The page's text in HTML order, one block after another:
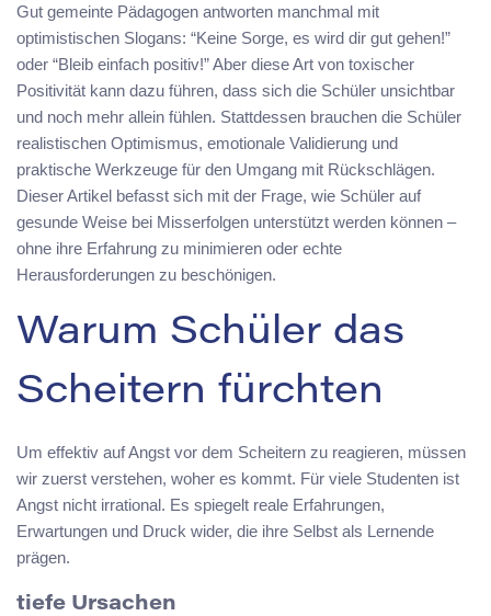
Gut gemeinte Pädagogen antworten manchmal mit
optimistischen Slogans: “Keine Sorge, es wird dir gut gehen!”
oder “Bleib einfach positiv!” Aber diese Art von toxischer
Positivität kann dazu führen, dass sich die Schüler unsichtbar
und noch mehr allein fühlen. Stattdessen brauchen die Schüler
realistischen Optimismus, emotionale Validierung und
praktische Werkzeuge für den Umgang mit Rückschlägen.
Dieser Artikel befasst sich mit der Frage, wie Schüler auf
gesunde Weise bei Misserfolgen unterstützt werden können –
ohne ihre Erfahrung zu minimieren oder echte
Herausforderungen zu beschönigen.
Warum Schüler das
Scheitern fürchten
Um effektiv auf Angst vor dem Scheitern zu reagieren, müssen
wir zuerst verstehen, woher es kommt. Für viele Studenten ist
Angst nicht irrational. Es spiegelt reale Erfahrungen,
Erwartungen und Druck wider, die ihre Selbst als Lernende
prägen.
tiefe Ursachen